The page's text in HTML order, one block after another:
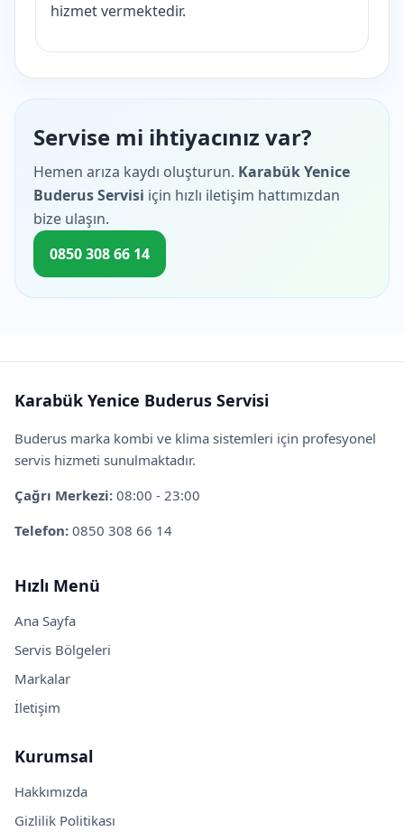
hizmet vermektedir.
Servise mi ihtiyacınız var?
Hemen arıza kaydı oluşturun. Karabük Yenice
Buderus Servisi için hızlı iletişim hattımızdan
bize ulaşın.
0850 308 66 14
Karabük Yenice Buderus Servisi
Buderus marka kombi ve klima sistemleri için profesyonel
servis hizmeti sunulmaktadır.
Çağrı Merkezi: 08:00 - 23:00
Telefon: 0850 308 66 14
Hızlı Menü
Ana Sayfa
Servis Bölgeleri
Markalar
İletişim
Kurumsal
Hakkımızda
Gizlilik Politikası